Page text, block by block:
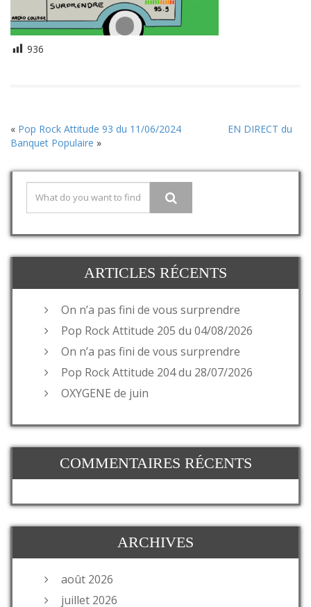
936
« Pop Rock Attitude 93 du 11/06/2024
EN DIRECT du
Banquet Populaire »
ARTICLES RÉCENTS
On n’a pas fini de vous surprendre
Pop Rock Attitude 205 du 04/08/2026
On n’a pas fini de vous surprendre
Pop Rock Attitude 204 du 28/07/2026
OXYGENE de juin
COMMENTAIRES RÉCENTS
ARCHIVES
août 2026
juillet 2026